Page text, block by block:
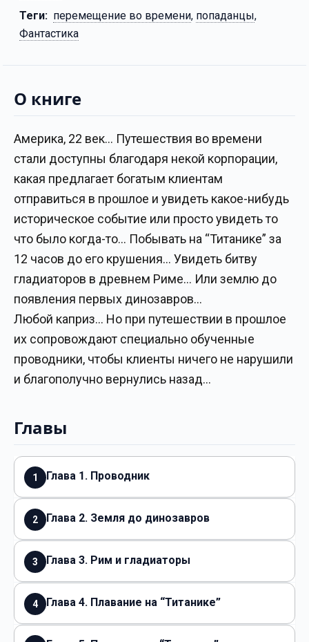
Теги: перемещение во времени, попаданцы,
Фантастика
О книге
Америка, 22 век… Путешествия во времени
стали доступны благодаря некой корпорации,
какая предлагает богатым клиентам
отправиться в прошлое и увидеть какое-нибудь
историческое событие или просто увидеть то
что было когда-то… Побывать на “Титанике” за
12 часов до его крушения… Увидеть битву
гладиаторов в древнем Риме… Или землю до
появления первых динозавров…
Любой каприз… Но при путешествии в прошлое
их сопровождают специально обученные
проводники, чтобы клиенты ничего не нарушили
и благополучно вернулись назад…
Главы
1 Глава 1. Проводник
2 Глава 2. Земля до динозавров
3 Глава 3. Рим и гладиаторы
4 Глава 4. Плавание на “Титанике”